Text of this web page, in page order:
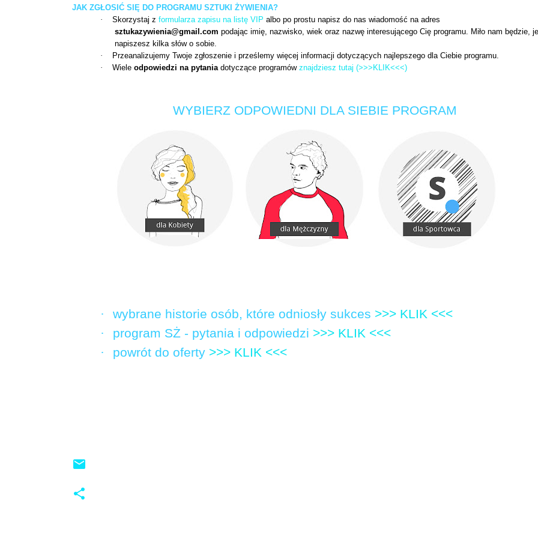
JAK ZGŁOSIĆ SIĘ DO PROGRAMU SZTUKI ŻYWIENIA?
·
Skorzystaj z formularza zapisu na listę VIP albo po prostu napisz do nas wiadomość na adres
sztukazywienia@gmail.com podając imię, nazwisko, wiek oraz nazwę interesującego Cię programu. Miło nam będzie,
napiszesz kilka słów o sobie.
·
Przeanalizujemy Twoje zgłoszenie i prześlemy więcej informacji dotyczących najlepszego dla Ciebie programu.
·
Wiele odpowiedzi na pytaniadotyczące programów znajdziesz tutaj (>>>KLIK<<<)
WYBIERZ ODPOWIEDNI DLA SIEBIE PROGRAM
· wybrane historie osób, które odniosły sukces >>> KLIK <<<
·
program SŻ - pytania i odpowiedzi >>> KLIK <<<
·
powrót do oferty >>> KLIK <<<